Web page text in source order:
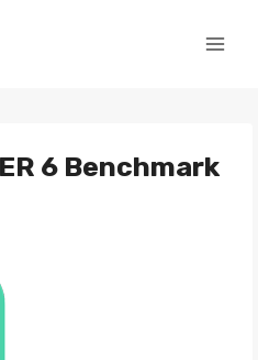
6 Benchmark